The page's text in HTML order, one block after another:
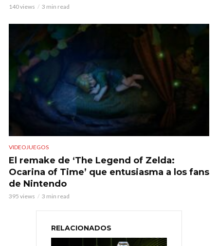
140 views 3 min read
VIDEOJUEGOS
El remake de ‘The Legend of Zelda:
Ocarina of Time’ que entusiasma a los fans
de Nintendo
395 views 3 min read
RELACIONADOS